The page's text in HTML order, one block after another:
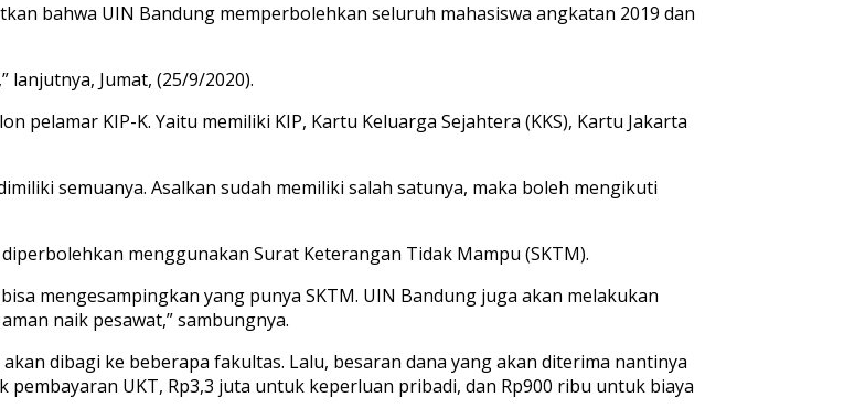
bahwa UIN Bandung memperbolehkan seluruh mahasiswa angkatan 2019 dan
lanjutnya, Jumat, (25/9/2020).
KIP-K. Yaitu memiliki KIP, Kartu Keluarga Sejahtera (KKS), Kartu Jakarta
semuanya. Asalkan sudah memiliki salah satunya, maka boleh mengikuti
menggunakan Surat Keterangan Tidak Mampu (SKTM).
mengesampingkan yang punya SKTM. UIN Bandung juga akan melakukan
naik pesawat,” sambungnya.
dibagi ke beberapa fakultas. Lalu, besaran dana yang akan diterima nantinya
UKT, Rp3,3 juta untuk keperluan pribadi, dan Rp900 ribu untuk biaya